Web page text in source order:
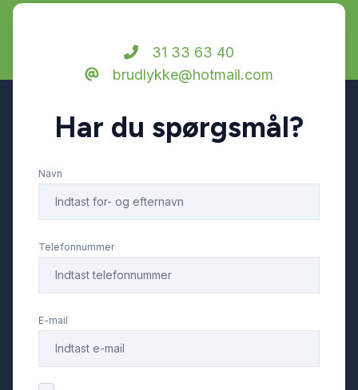
LED kørelys
Læderrat
Musikstreaming via bluetooth
Splitbagsæder
Stofsæder
Sædevarme
31 33 63 40
brudlykke@hotmail.com
Har du spørgsmål?
Navn
Telefonnummer
E-mail